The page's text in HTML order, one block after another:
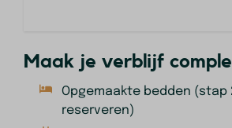
Maak je verblijf
Opgemaakte bedden (stap
reserveren)